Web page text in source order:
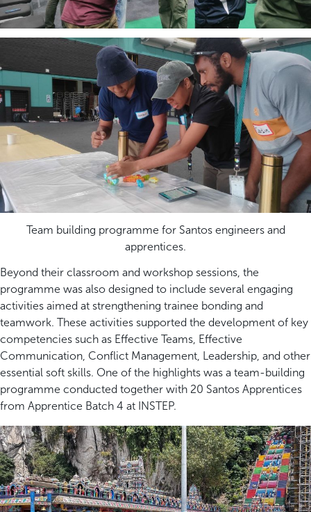
Team building programme for Santos engineers and
apprentices.
Beyond their classroom and workshop sessions, the
programme was also designed to include several engaging
activities aimed at strengthening trainee bonding and
teamwork. These activities supported the development of key
competencies such as Effective Teams, Effective
Communication, Conflict Management, Leadership, and other
essential soft skills. One of the highlights was a team-building
programme conducted together with 20 Santos Apprentices
from Apprentice Batch 4 at INSTEP.